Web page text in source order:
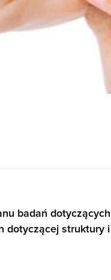
badań
dotyczącej struktury